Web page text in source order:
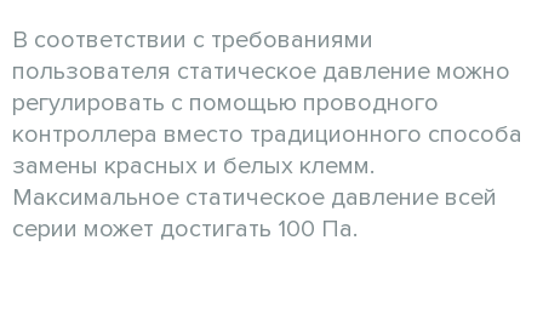
В соответствии с требованиями
пользователя статическое давление можно
регулировать с помощью проводного
контроллера вместо традиционного способа
замены красных и белых клемм.
Максимальное статическое давление всей
серии может достигать 100 Па.